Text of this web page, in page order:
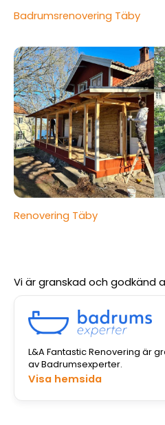
Badrumsrenovering Täby
Renovering Täby
Vi är granskad och godkänd
L&A Fantastic Renovering är
av Badrumsexperter.
Visa hemsida